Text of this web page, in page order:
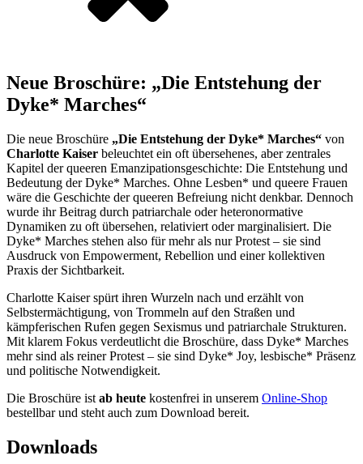
Neue Broschüre: „Die Entstehung der
Dyke* Marches“
Die neue Broschüre „Die Entstehung der Dyke* Marches“ von
Charlotte Kaiser beleuchtet ein oft übersehenes, aber zentrales
Kapitel der queeren Emanzipationsgeschichte: Die Entstehung und
Bedeutung der Dyke* Marches. Ohne Lesben* und queere Frauen
wäre die Geschichte der queeren Befreiung nicht denkbar. Dennoch
wurde ihr Beitrag durch patriarchale oder heteronormative
Dynamiken zu oft übersehen, relativiert oder marginalisiert. Die
Dyke* Marches stehen also für mehr als nur Protest – sie sind
Ausdruck von Empowerment, Rebellion und einer kollektiven
Praxis der Sichtbarkeit.
Charlotte Kaiser spürt ihren Wurzeln nach und erzählt von
Selbstermächtigung, von Trommeln auf den Straßen und
kämpferischen Rufen gegen Sexismus und patriarchale Strukturen.
Mit klarem Fokus verdeutlicht die Broschüre, dass Dyke* Marches
mehr sind als reiner Protest – sie sind Dyke* Joy, lesbische* Präsenz
und politische Notwendigkeit.
Die Broschüre ist ab heute kostenfrei in unserem Online-Shop
bestellbar und steht auch zum Download bereit.
Downloads